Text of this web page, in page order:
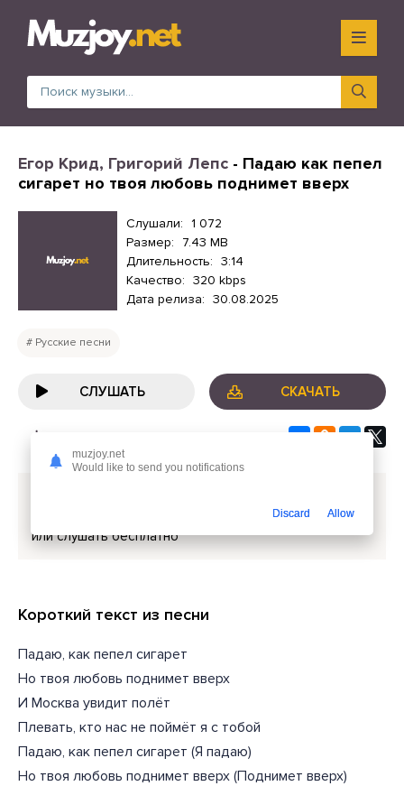
Егор Крид, Григорий Лепс - Падаю как пепел
сигарет но твоя любовь поднимет вверх
Слушали: 1 072
Размер:
7.43 MB
Длительность: 3:14
Качество: 320 kbps
Дата релиза: 30.08.2025
Русские песни
СЛУШАТЬ СКАЧАТЬ
как пепел сигарет но твоя любовь поднимет вверх
или слушать бесплатно
Короткий текст из песни
Падаю, как пепел сигарет
Но твоя любовь поднимет вверх
И Москва увидит полёт
Плевать, кто нас не поймёт я с тобой
Падаю, как пепел сигарет (Я падаю)
Но твоя любовь поднимет вверх (Поднимет вверх)
muzjoy.net
Would like to send you notifications
Discard Allow